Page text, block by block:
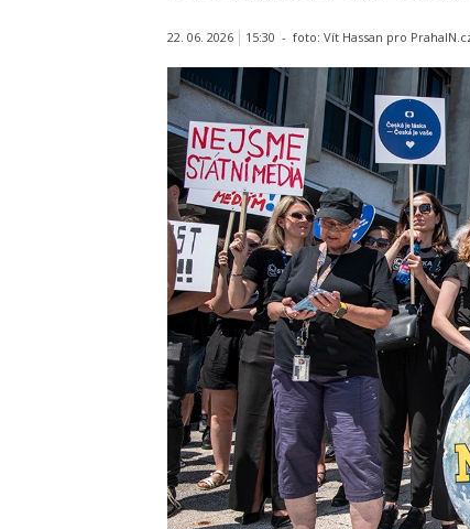
22. 06. 2026 15:30 - foto: Vít Hassan pro